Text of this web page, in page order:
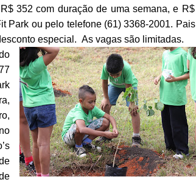
352 com duração de uma semana, e
Park ou pelo telefone (61) 3368-2001.
especial. As vagas são limitadas.